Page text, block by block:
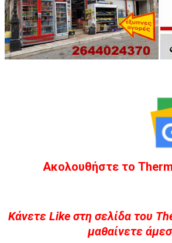
Ακολουθήστε το
Kάνετε Like στη σελίδα του
μαθαίνετε